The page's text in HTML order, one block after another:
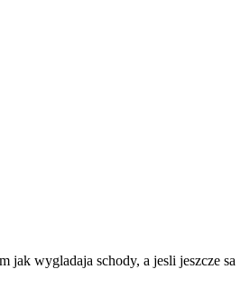
jak wygladaja schody, a jesli jeszcze sa